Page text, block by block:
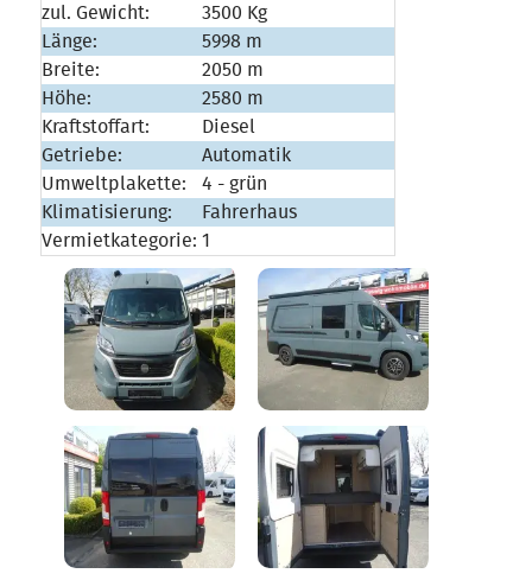
zul. Gewicht:
3500 Kg
Länge:
5998 m
Breite:
2050 m
Höhe:
2580 m
Kraftstoffart:
Diesel
Getriebe:
Automatik
Umweltplakette:
4 - grün
Klimatisierung:
Fahrerhaus
Vermietkategorie: 1